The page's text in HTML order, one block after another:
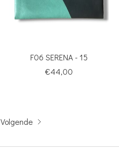
F06 SERENA - 15
€44,00
Volgende